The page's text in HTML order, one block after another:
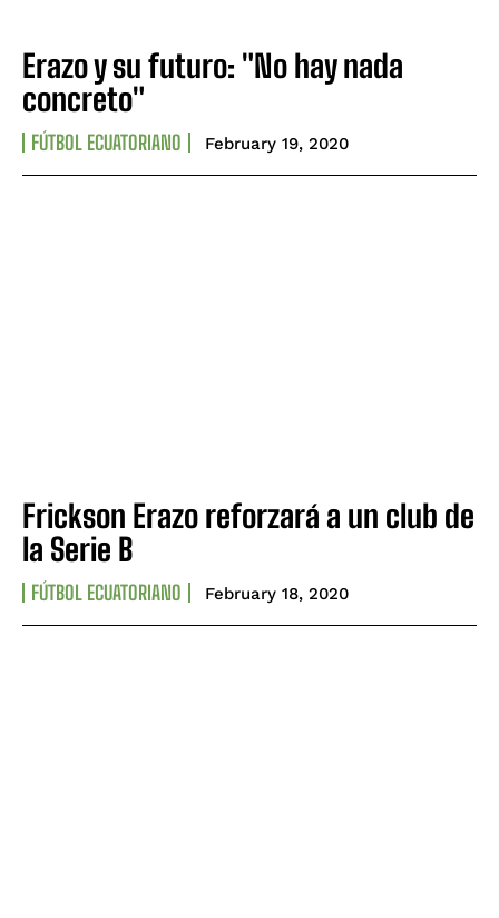
Erazo y su futuro: "No hay nada
concreto"
FÚTBOL ECUATORIANO February 19, 2020
Frickson Erazo reforzará a un club de
la Serie B
FÚTBOL ECUATORIANO February 18, 2020